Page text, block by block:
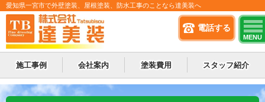
電話する
MENU
愛知県一宮市で外壁塗装、屋根塗装、防水工事のことなら達美装へ
施工事例 会社案内 塗装費用 スタッフ紹介